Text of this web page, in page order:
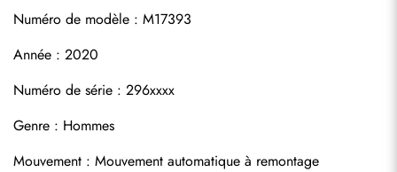
Numéro de modèle : M17393
Année : 2020
Numéro de série : 296xxxx
Genre : Hommes
Mouvement : Mouvement automatique à remontage